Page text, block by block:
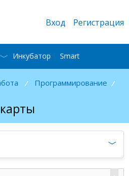
/ Программирование /
Вход Регистрация
Инкубатор Smart